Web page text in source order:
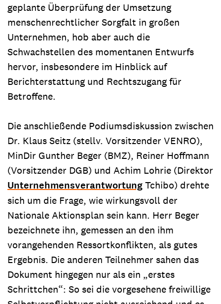
geplante Überprüfung der Umsetzung
menschenrechtlicher Sorgfalt in großen
Unternehmen, hob aber auch die
Schwachstellen des momentanen Entwurfs
hervor, insbesondere im Hinblick auf
Berichterstattung und Rechtszugang für
Betroffene.
Die anschließende Podiumsdiskussion zwischen
Dr. Klaus Seitz (stellv. Vorsitzender VENRO),
MinDir Gunther Beger (BMZ), Reiner Hoffmann
(Vorsitzender DGB) und Achim Lohrie (Direktor
UnternehmensverantwortungTchibo) drehte
sich um die Frage, wie wirkungsvoll der
Nationale Aktionsplan sein kann. Herr Beger
bezeichnete ihn, gemessen an den ihm
vorangehenden Ressortkonflikten, als gutes
Ergebnis. Die anderen Teilnehmer sahen das
Dokument hingegen nur als ein „erstes
Schrittchen“: So sei die vorgesehene freiwillige